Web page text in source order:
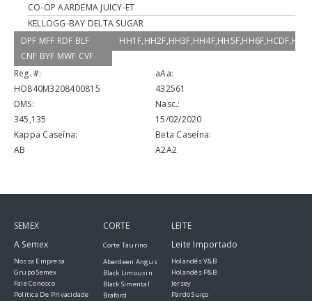
CO-OP AARDEMA JUICY-ET
KELLOGG-BAY DELTA SUGAR
DPF MFF RDF BLF
CNF BYF MWF CVF
Reg. #:
HO840M3208400815
aAa:
432561
DMS:
345,135
Nasc.:
15/02/2020
Kappa Caseína:
AB
Beta Caseína:
A2A2
SEMEX
A Semex
Nossa Empresa
Grupo Semex
Fale Conosco
Política De Privacidade
CORTE
Corte Taurino
Aberdeen Angus
Black Limousin
Black Simental
Braford
LEITE
Leite Importado
Holandês V&B
Holandês P&B
Jersey
Pardo Suiço